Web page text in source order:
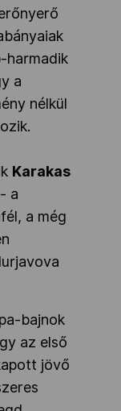
harmadik
a
nélkül
Karakas
a
a még
bajnok
az első
jövő